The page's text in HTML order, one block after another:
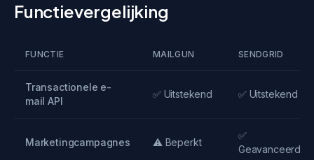
Functievergelijking
FUNCTIE MAILGUN SENDGRID
Transactionele e-
mail API
✅ Uitstekend ✅ Uitstekend
Marketingcampagnes ⚠️ Beperkt
✅
Geavanceerd